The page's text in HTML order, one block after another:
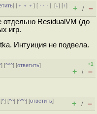
] [ ﹢﹢﹢] [ · · ·][↓] [↑]
+ / –
отдельно ResidualVM (до
игр.
Интуиция не подвела.
] [^^^] [ответить]
+1
+ / –
^] [^^] [^^^] [ответить]
+ / –